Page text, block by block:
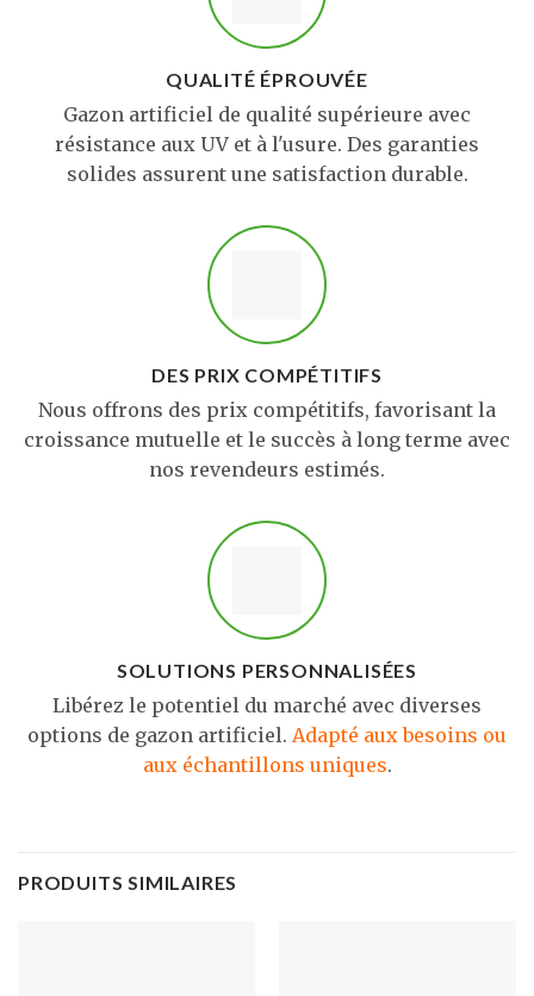
QUALITÉ ÉPROUVÉE
Gazon artificiel de qualité supérieure avec
résistance aux UV et à l'usure. Des garanties
solides assurent une satisfaction durable.
DES PRIX COMPÉTITIFS
Nous offrons des prix compétitifs, favorisant la
croissance mutuelle et le succès à long terme avec
nos revendeurs estimés.
SOLUTIONS PERSONNALISÉES
Libérez le potentiel du marché avec diverses
options de gazon artificiel. Adapté aux besoins ou
aux échantillons uniques.
PRODUITS SIMILAIRES